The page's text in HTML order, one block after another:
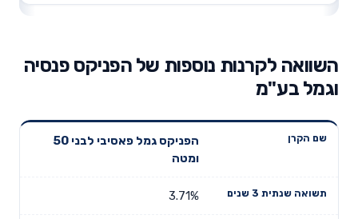
השוואה לקרנות נוספות של הפניקס פנסיה
וגמל בע"מ
שנתית 3
תשואה
דמי ניהול
הפניקס גמל פאסיבי לבני 50
ומטה
3.71%